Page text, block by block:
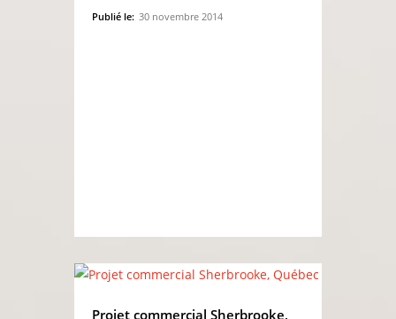
Publié le: 30 novembre 2014
Projet commercial Sherbrooke,